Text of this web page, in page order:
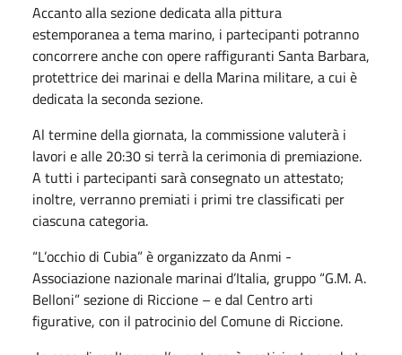
Accanto alla sezione dedicata alla pittura
estemporanea a tema marino, i partecipanti potranno
concorrere anche con opere raffiguranti Santa Barbara,
protettrice dei marinai e della Marina militare, a cui è
dedicata la seconda sezione.
Al termine della giornata, la commissione valuterà i
lavori e alle 20:30 si terrà la cerimonia di premiazione.
A tutti i partecipanti sarà consegnato un attestato;
inoltre, verranno premiati i primi tre classificati per
ciascuna categoria.
“L’occhio di Cubia” è organizzato da Anmi -
Associazione nazionale marinai d’Italia, gruppo “G.M. A.
Belloni” sezione di Riccione – e dal Centro arti
figurative, con il patrocinio del Comune di Riccione.